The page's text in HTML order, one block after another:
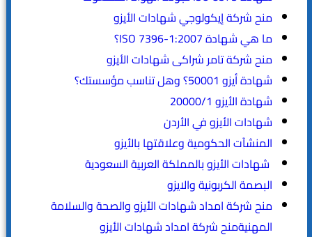
منح شركة إيكولوجي شهادات الأيزو
ما هي شهادة ISO 7396-1:2007؟
منح شركة تامر شراكى شهادات الأيزو
شهادة أيزو 50001؟ وهل تناسب مؤسستك؟
شهادة الأيزو 20000/1
شهادات الأيزو في الأردن
المنشآت الحكومية وعلاقتها بالأيزو
شهادات الأيزو بالمملكة العربية السعودية
البصمة الكربونية والايزو
منح شركة امداد شهادات الأيزو والصحة والسلامة
المهنيةمنح شركة امداد شهادات الأيزو